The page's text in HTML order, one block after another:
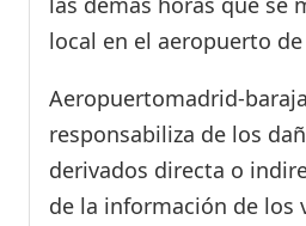
local en el aeropuerto
Aeropuertomadrid-
responsabiliza de los
derivados directa o
de la información de los